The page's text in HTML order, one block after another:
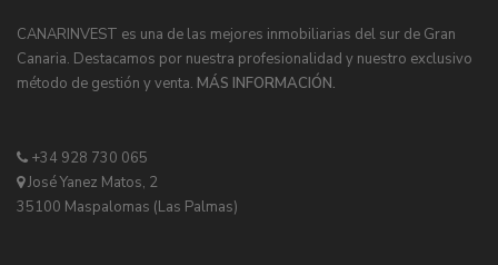
CANARINVEST es una de las mejores inmobiliarias del sur de Gran
Canaria. Destacamos por nuestra profesionalidad y nuestro exclusivo
método de gestión y venta. MÁS INFORMACIÓN.
+34 928 730 065
José Yanez Matos, 2
35100 Maspalomas (Las Palmas)